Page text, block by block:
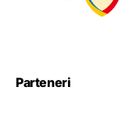
Parteneri